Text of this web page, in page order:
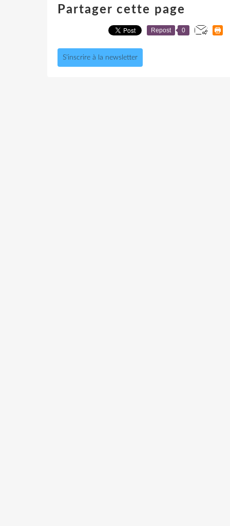
Partager cette page
Repost 0
S'inscrire à la newsletter